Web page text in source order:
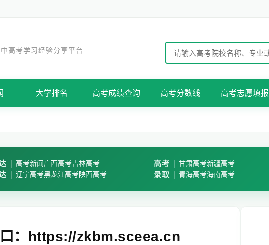
高考学习经验分享平台
大学排名 高考成绩查询 高考分数线 高考志愿填报
高考新闻广西高考吉林高考
辽宁高考黑龙江高考陕西高考
高考 甘肃高考新疆高考
录取 青海高考海南高考
：https://zkbm.sceea.cn